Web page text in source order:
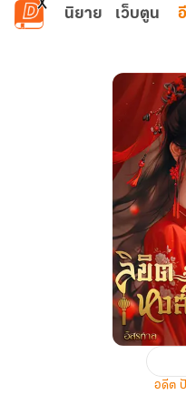
ข้ามไปยังเนื้อหาหลัก
นิยาย เว็บตูน
อดีต